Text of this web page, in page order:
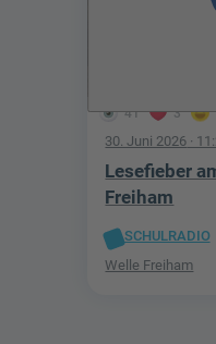
41 3
30. Juni 2026 ·
Lesefieber
Freiham
SCHULRADIO
Welle Freiham